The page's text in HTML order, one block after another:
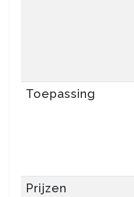
Toepassing
Prijzen